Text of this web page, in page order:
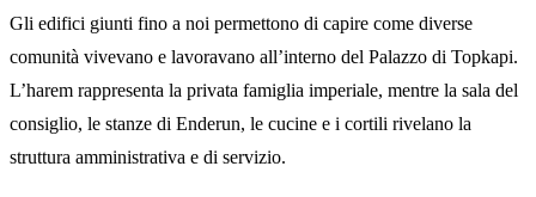
Gli edifici giunti fino a noi permettono di capire come diverse
comunità vivevano e lavoravano all’interno del Palazzo di Topkapi.
L’harem rappresenta la privata famiglia imperiale, mentre la sala del
consiglio, le stanze di Enderun, le cucine e i cortili rivelano la
struttura amministrativa e di servizio.